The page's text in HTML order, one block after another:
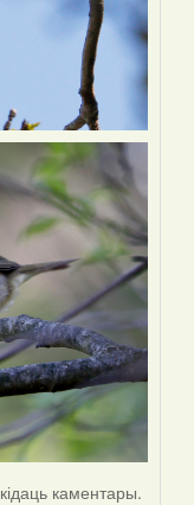
каментары.